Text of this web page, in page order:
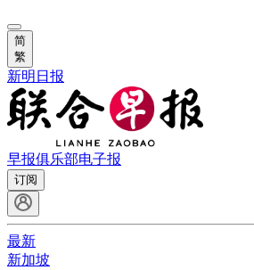
简
繁
新明日报
早报俱乐部电子报
订阅
最新
新加坡